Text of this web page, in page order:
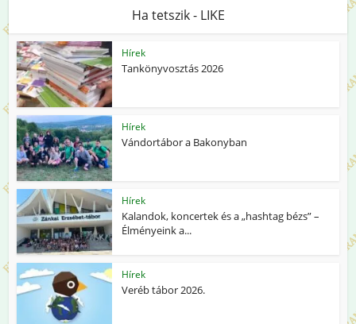
Ha tetszik - LIKE
Hírek
Tankönyvosztás 2026
Hírek
Vándortábor a Bakonyban
Hírek
Kalandok, koncertek és a „hashtag bézs” –
Élményeink a...
Hírek
Veréb tábor 2026.